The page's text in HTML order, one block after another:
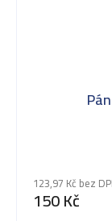
123,97 Kč bez
150 Kč